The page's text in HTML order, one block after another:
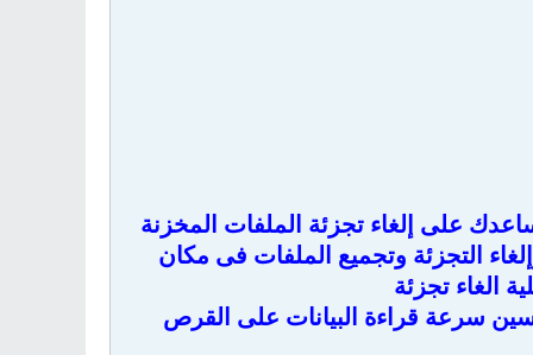
على إلغاء تجزئة الملفات المخزنة
التجزئة وتجميع الملفات فى مكان
الغاء تجزئة
سرعة قراءة البيانات على القرص